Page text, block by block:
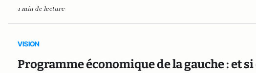
1 min de lecture
VISION
Programme économique de la gauche : et si